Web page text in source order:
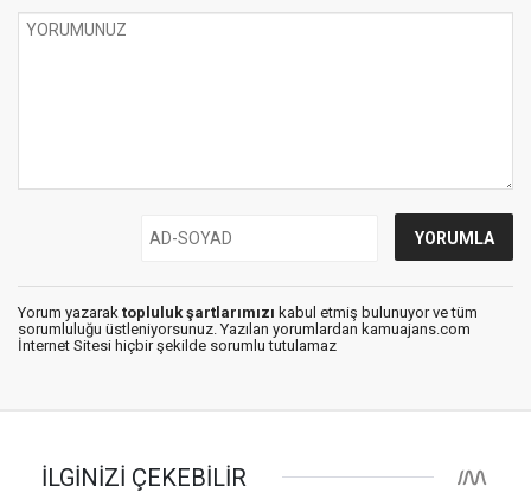
Yorum yazarak topluluk şartlarımızı kabul etmiş bulunuyor ve tüm
sorumluluğu üstleniyorsunuz. Yazılan yorumlardan kamuajans.com
İnternet Sitesi hiçbir şekilde sorumlu tutulamaz